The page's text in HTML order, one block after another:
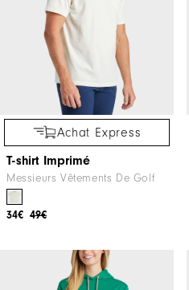
Achat Express
T-shirt Imprimé
Messieurs Vêtements De Golf
49€
34€